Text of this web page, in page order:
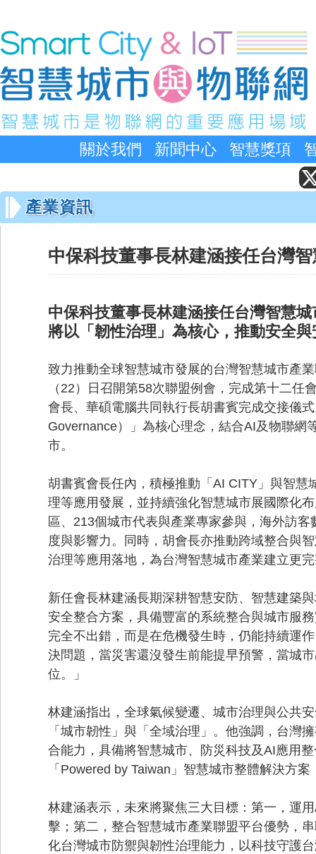
關於我們 新聞中心 智慧獎項
產業資訊
中保科技董事長林建涵接任台灣
中保科技董事長林建涵接任台灣智慧
將以「韌性治理」為核心，推動安全
致力推動全球智慧城市發展的台灣智慧城市產
（22）日召開第58次聯盟例會，完成第十二
會長、華碩電腦共同執行長胡書賓完成交接儀
Governance）」為核心理念，結合AI及物聯網
市。
胡書賓會長任內，積極推動「AI CITY」與智
理等應用發展，並持續強化智慧城市展國際化
區、213個城市代表與產業專家參與，海外訪
度與影響力。同時，胡會長亦推動跨域整合與
治理等應用落地，為台灣智慧城市產業建立更
新任會長林建涵長期深耕智慧安防、智慧建築
安全整合方案，具備豐富的系統整合與城市服
完全不出錯，而是在危機發生時，仍能持續運
決問題，當災害還沒發生前能提早預警，當城
位。」
林建涵指出，全球氣候變遷、城市治理與公共
「城市韌性」與「全域治理」。他強調，台灣
合能力，具備將智慧城市、防災科技及AI應用
「Powered by Taiwan」智慧城市整體解決方
林建涵表示，未來將聚焦三大目標：第一，運
擊；第二，整合智慧城市產業聯盟平台優勢，
化台灣城市防禦與韌性治理能力，以科技守護